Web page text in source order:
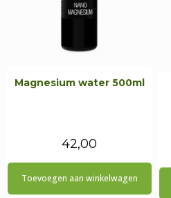
Magnesium water 500ml
42,00
Toevoegen aan winkelwagen